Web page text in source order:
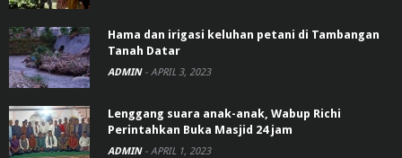
Hama dan irigasi keluhan petani di Tambangan
Tanah Datar
ADMIN - APRIL 3, 2023
Lenggang suara anak-anak, Wabup Richi
Perintahkan Buka Masjid 24 jam
ADMIN - APRIL 1, 2023